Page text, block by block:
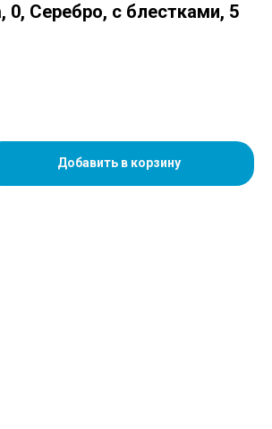
0, Серебро, с блестками, 5
Добавить в корзину